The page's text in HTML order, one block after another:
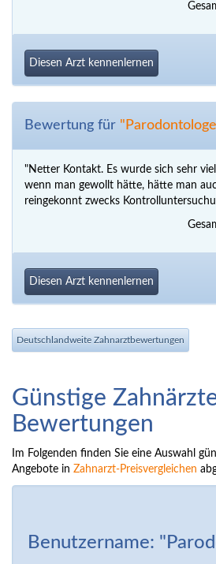
Diesen Arzt kennenlernen
Bewertung für
"Netter Kontakt. Es wurde sich sehr
wenn man gewollt hätte, hätte man
reingekonnt zwecks
Diesen Arzt kennenlernen
Deutschlandweite Zahnarztbewertungen
Günstige
Bewertungen
Im Folgenden finden Sie eine Auswahl
Angebote in Zahnarzt-Preisvergleichen
Benutzername: